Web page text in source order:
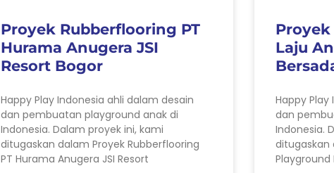
Proyek Rubberflooring PT
Hurama Anugera JSI
Resort Bogor
Happy Play Indonesia ahli dalam desain
dan pembuatan playground anak di
Indonesia. Dalam proyek ini, kami
ditugaskan dalam Proyek Rubberflooring
PT Hurama Anugera JSI Resort
Laju
Happy
dan
Indonesia.
ditugaskan
Playground